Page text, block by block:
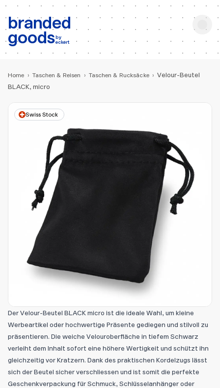
branded
goodsby
eckert
b: Produktsuche
Home › Taschen & Reisen › Taschen & Rucksäcke › Velour-Beutel
BLACK, micro
Swiss Stock
Der Velour-Beutel BLACK micro ist die ideale Wahl, um kleine
Werbeartikel oder hochwertige Präsente gediegen und stilvoll zu
präsentieren. Die weiche Velouroberfläche in tiefem Schwarz
verleiht dem Inhalt sofort eine höhere Wertigkeit und schützt ihn
gleichzeitig vor Kratzern. Dank des praktischen Kordelzugs lässt
sich der Beutel sicher verschliessen und ist somit die perfekte
Geschenkverpackung für Schmuck, Schlüsselanhänger oder